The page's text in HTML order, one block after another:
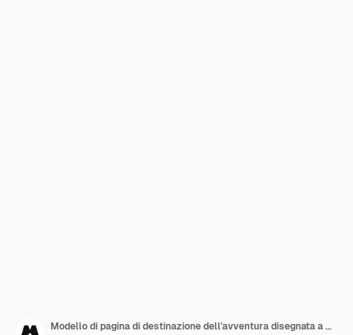
Modello di pagina di destinazione dell'avventura disegnata a mano